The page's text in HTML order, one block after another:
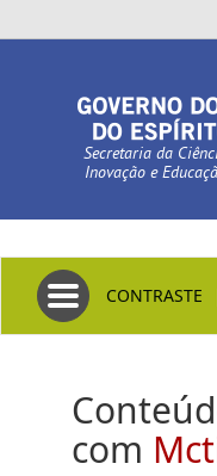
Secretaria da
Inovação e
Toggle navigation
CONTRASTE
com